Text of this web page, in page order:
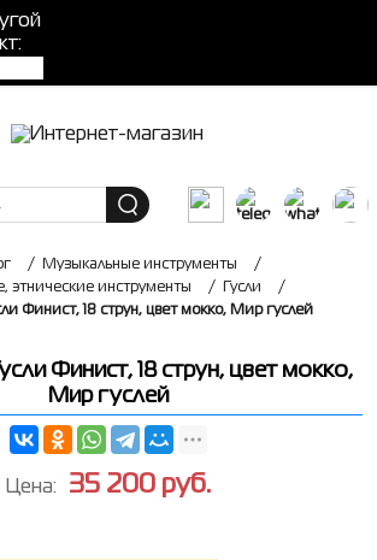
/ Музыкальные инструменты
/
этнические инструменты
/ Гусли
/
Финист, 18 струн, цвет мокко, Мир гуслей
Финист, 18 струн, цвет мокко,
Мир гуслей
Цена: 35 200 руб.